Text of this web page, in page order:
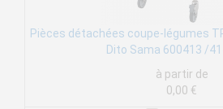
Pièces détachées coupe-légumes
Dito Sama 600413 /
à partir de
0,00 €